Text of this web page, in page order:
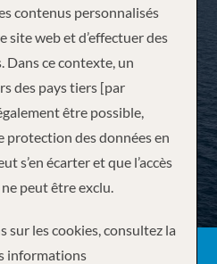
AU
contenus personnalisés
site web et d’effectuer des
Dans ce contexte, un
des pays tiers [par
être possible,
protection des données en
s’en écarter et que l’accès
peut être exclu.
sur les cookies, consultez la
informations